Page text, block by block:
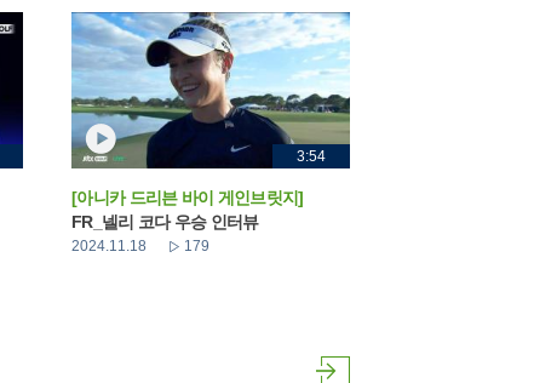
3:54
[아니카 드리븐 바이 게인브릿지]
FR_넬리 코다 우승 인터뷰
2024.11.18 179